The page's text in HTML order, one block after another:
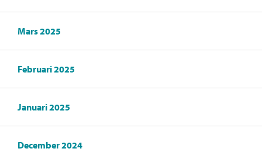
Mars 2025
Februari 2025
Januari 2025
December 2024